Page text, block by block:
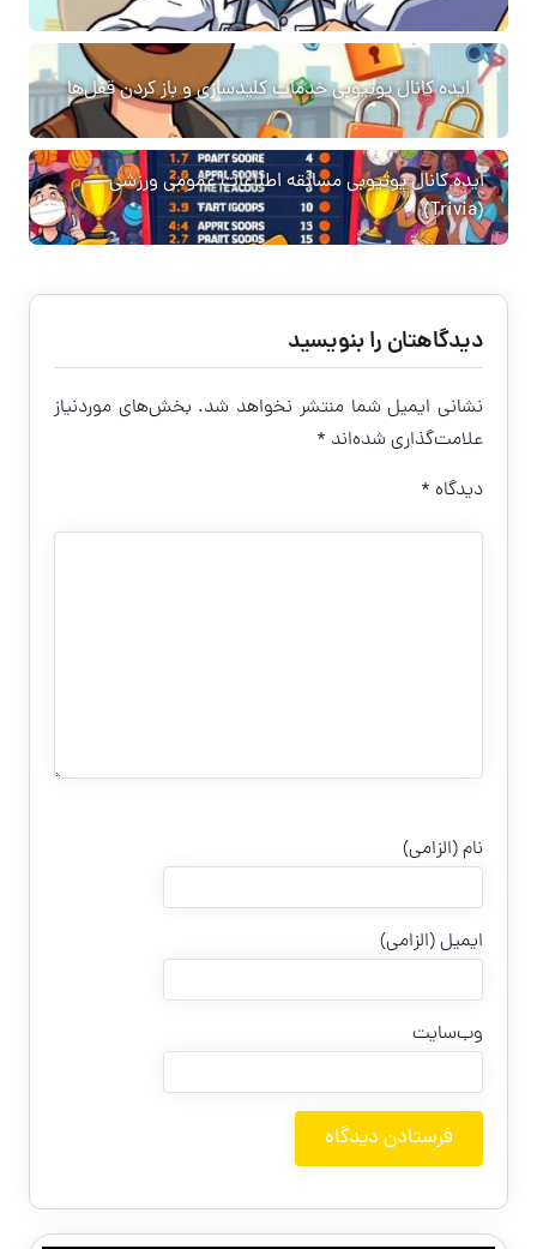
ایده کانال یوتیوبی خدمات کلیدسازی و باز کردن قفل‌ها
ایده کانال یوتیوبی مسابقه اطلاعات عمومی ورزشی
(Trivia)
دیدگاهتان را بنویسید
نشانی ایمیل شما منتشر نخواهد شد. بخش‌های موردنیاز
علامت‌گذاری شده‌اند *
دیدگاه *
نام (الزامی)
ایمیل (الزامی)
وب‌سایت